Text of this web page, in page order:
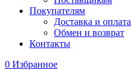
Покупателям
Доставка и оплата
Обмен и возврат
Контакты
0 Избранное